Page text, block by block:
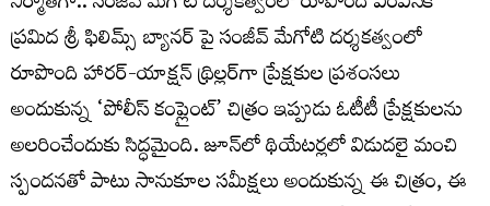
ప్రమిద శ్రీ ఫిలిమ్స్ బ్యానర్ పై సంజీవ్ మేగోటి దర్శకత్వంలో
రూపొంది హారర్-యాక్షన్ థ్రిల్లర్‌గా ప్రేక్షకుల ప్రశంసలు
అందుకున్న ‘పోలీస్ కంప్లైంట్’ చిత్రం ఇప్పుడు ఓటీటీ ప్రేక్షకులను
అలరించేందుకు సిద్ధమైంది. జూన్‌లో థియేటర్లలో విడుదలై మంచి
స్పందనతో పాటు సానుకూల సమీక్షలు అందుకున్న ఈ చిత్రం, ఈ